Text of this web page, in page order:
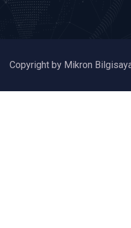
Copyright by Mikron